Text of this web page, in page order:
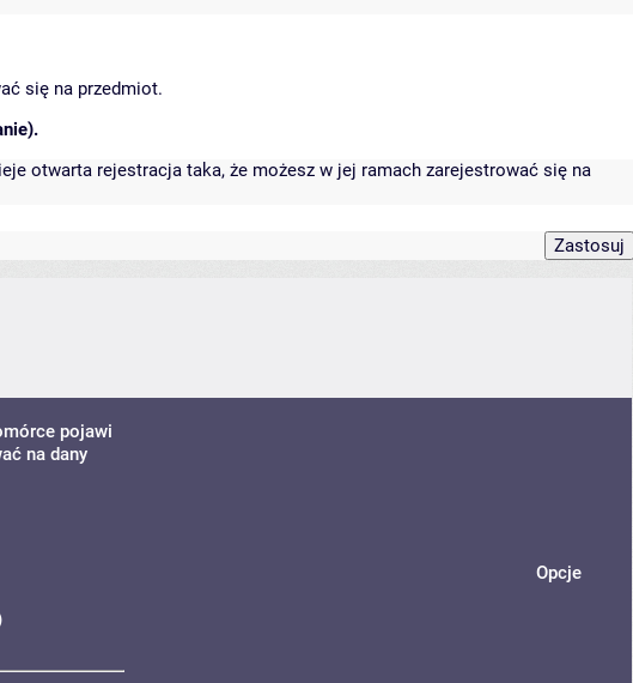
się na przedmiot.
otwarta rejestracja taka, że możesz w jej ramach zarejestrować się na
pojawi
na dany
Opcje